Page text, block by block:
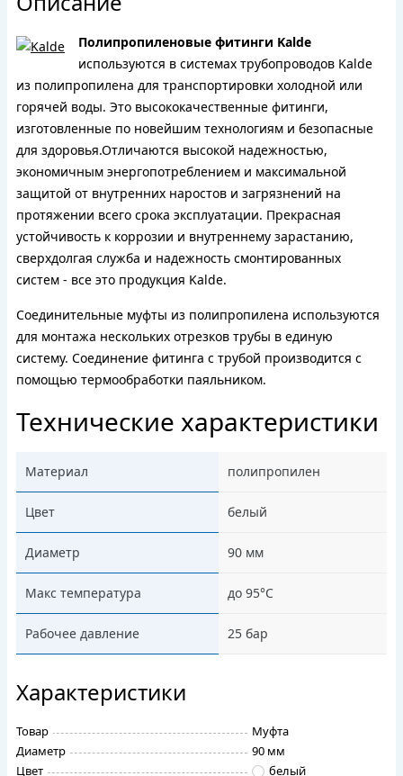
Полипропиленовые фитинги Kalde
используются в системах трубопроводов Kalde
из полипропилена для транспортировки холодной или
горячей воды. Это высококачественные фитинги,
изготовленные по новейшим технологиям и безопасные
для здоровья.Отличаются высокой надежностью,
экономичным энергопотреблением и максимальной
защитой от внутренних наростов и загрязнений на
протяжении всего срока эксплуатации. Прекрасная
устойчивость к коррозии и внутреннему зарастанию,
сверхдолгая служба и надежность смонтированных
систем - все это продукция Kalde.
Соединительные муфты из полипропилена используются
для монтажа нескольких отрезков трубы в единую
систему. Соединение фитинга с трубой производится с
помощью термообработки паяльником.
Технические характеристики
Материал полипропилен
Цвет белый
Диаметр 90 мм
Макс температура до 95°C
Рабочее давление 25 бар
Характеристики
Товар
Муфта
Диаметр
90 мм
Цвет
белый